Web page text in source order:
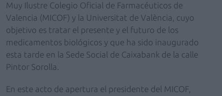
Muy Ilustre Colegio Oficial de Farmacéuticos de
Valencia (MICOF) y la Universitat de València, cuyo
objetivo es tratar el presente y el futuro de los
medicamentos biológicos y que ha sido inaugurado
esta tarde en la Sede Social de Caixabank de la calle
Pintor Sorolla.
En este acto de apertura el presidente del MICOF,